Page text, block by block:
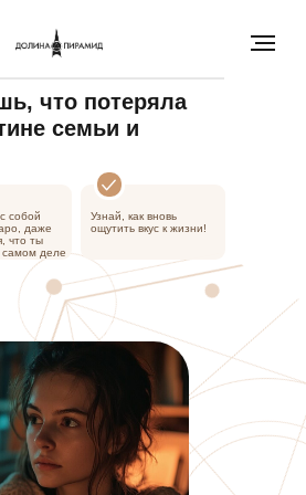
что потеряла
семьи и
Узнай, как вновь
ощутить вкус к жизни!
собой
даже
что ты
самом деле